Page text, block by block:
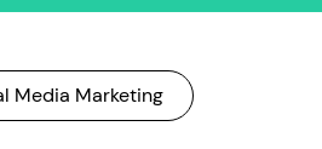
Media Marketing